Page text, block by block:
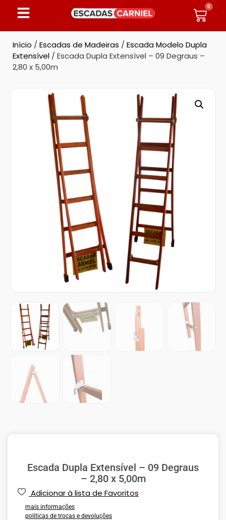
0
Início / Escadas de Madeiras / Escada Modelo Dupla
Extensível / Escada Dupla Extensível – 09 Degraus –
2,80 x 5,00m
Escada Dupla Extensível – 09 Degraus
– 2,80 x 5,00m
Adicionar à lista de Favoritos
mais informações
políticas de trocas e devoluções